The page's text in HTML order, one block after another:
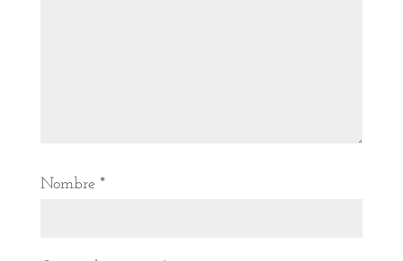
Nombre *